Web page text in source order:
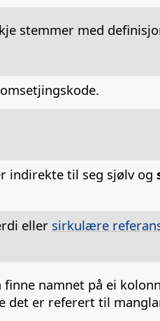
stemmer med
indirekte til seg sjølv og
eller sirkulære
namnet på ei
det er referert til